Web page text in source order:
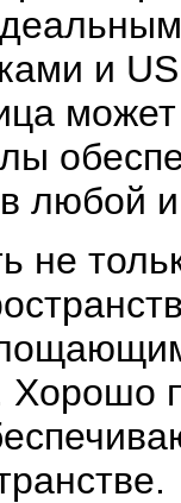
и
любой
не
Хорошо